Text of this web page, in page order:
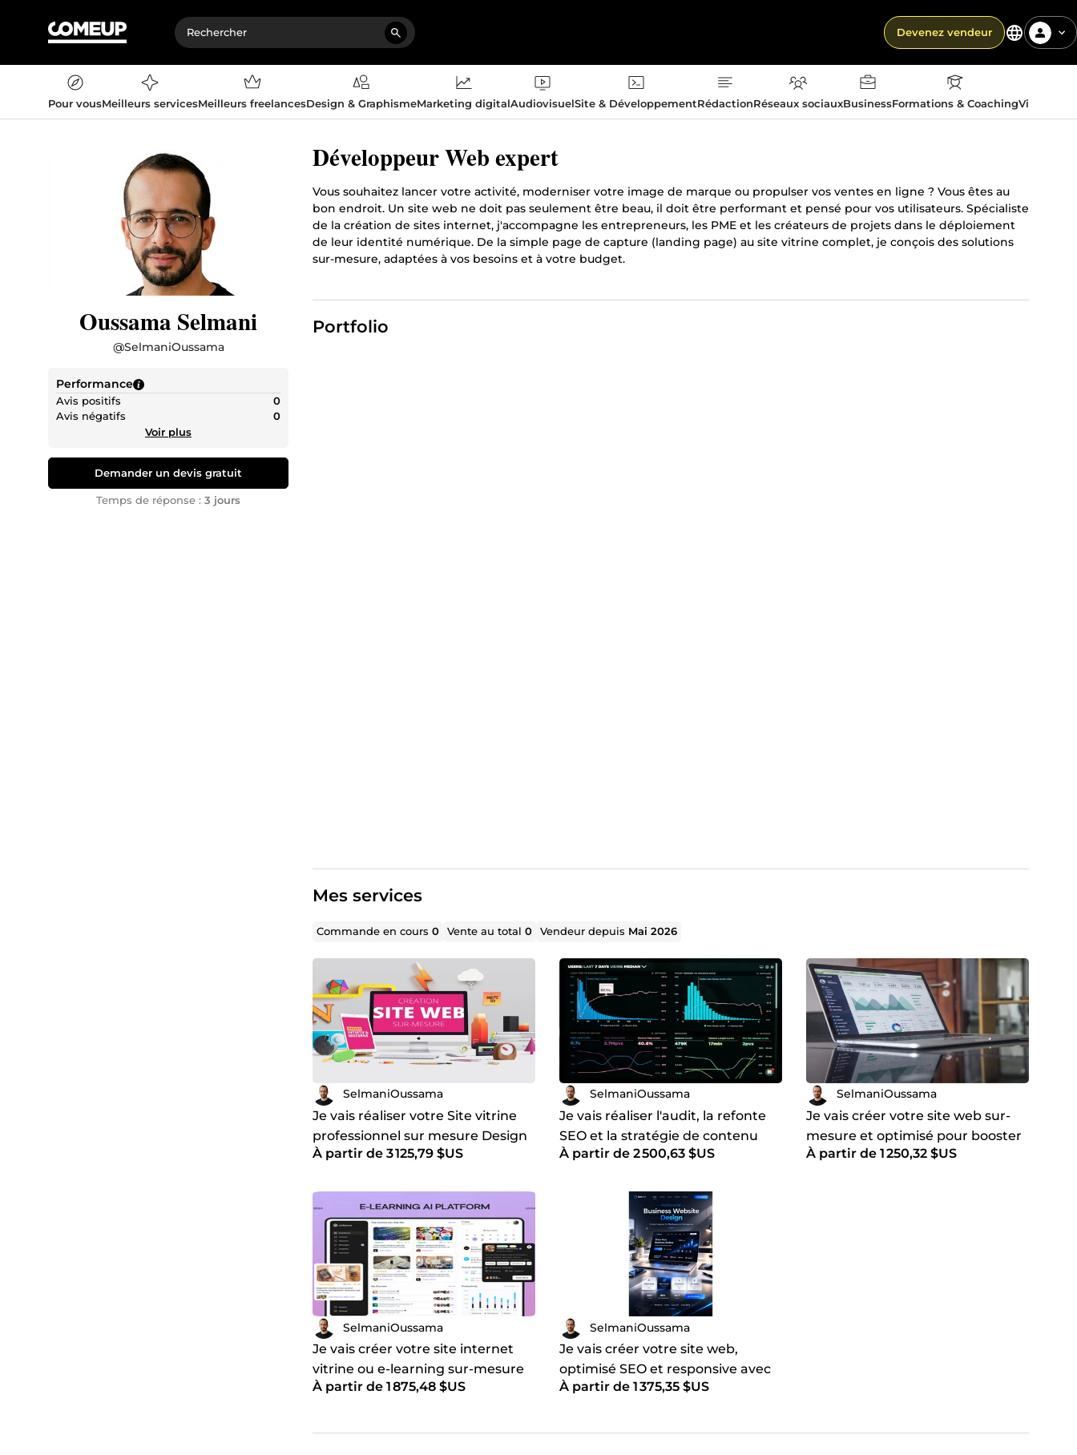
Devenez vendeur
Pour vousMeilleurs servicesMeilleurs freelancesDesign & GraphismeMarketing digitalAudiovisuelSite & DéveloppementRédactionRéseaux sociauxBusinessFormations & CoachingVie
Oussama Selmani
@SelmaniOussama
Performance
Avis positifs
0
Avis négatifs
0
Voir plus
Demander un devis gratuit
Temps de réponse : 3 jours
Développeur Web expert
Vous souhaitez lancer votre activité, moderniser votre image de marque ou propulser vos ventes en ligne ? Vous êtes au
bon endroit. Un site web ne doit pas seulement être beau, il doit être performant et pensé pour vos utilisateurs. Spécialiste
de la création de sites internet, j'accompagne les entrepreneurs, les PME et les créateurs de projets dans le déploiement
de leur identité numérique. De la simple page de capture (landing page) au site vitrine complet, je conçois des solutions
sur-mesure, adaptées à vos besoins et à votre budget.
Portfolio
Mes services
Commande en cours0 Vente au total0 Vendeur depuis Mai 2026
SelmaniOussama
Je vais réaliser votre Site vitrine
professionnel sur mesure Design
unique, SEO et une Formation
À partir de 3 125,79 $US
SelmaniOussama
Je vais réaliser l'audit, la refonte
SEO et la stratégie de contenu
complète de votre site internet
À partir de 2 500,63 $US
SelmaniOussama
Je vais créer votre site web sur-
mesure et optimisé pour booster
votre business
À partir de 1 250,32 $US
SelmaniOussama
Je vais créer votre site internet
vitrine ou e-learning sur-mesure
et optimisé pour la conversion
À partir de 1 875,48 $US
SelmaniOussama
Je vais créer votre site web,
optimisé SEO et responsive avec
Drupal
À partir de 1 375,35 $US